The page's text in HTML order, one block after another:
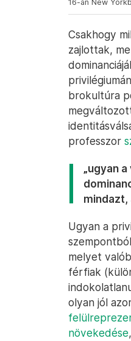
16-án New
Csakhogy
zajlottak,
brokultúra
professzor
„ugyan
mindazt,
Ugyan a
melyet
férfiak
olyan jól
növekedése